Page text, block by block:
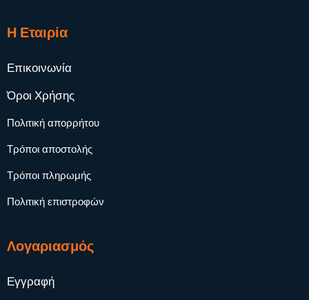
Η Εταιρία
Επικοινωνία
Όροι Χρήσης
Πολιτική απορρήτου
Τρόποι αποστολής
Τρόποι πληρωμής
Πολιτική επιστροφών
Λογαριασμός
Εγγραφή